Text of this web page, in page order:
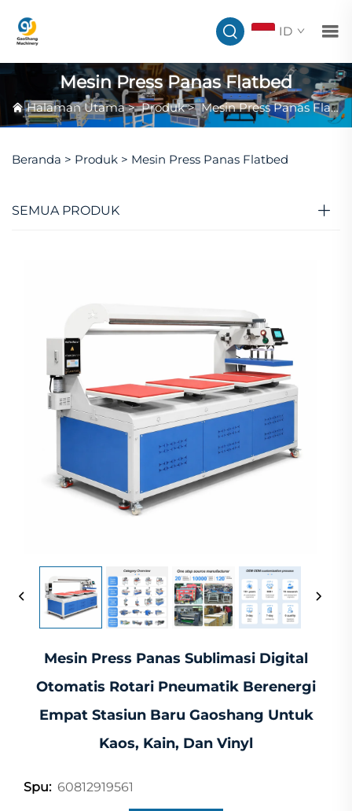
ID
Mesin Press Panas Flatbed
Halaman Utama>Produk>Mesin Press Panas Flatbed
Beranda > Produk > Mesin Press Panas Flatbed
SEMUA PRODUK
Mesin Press Panas Sublimasi Digital
Otomatis Rotari Pneumatik Berenergi
Empat Stasiun Baru Gaoshang Untuk
Kaos, Kain, Dan Vinyl
Spu: 60812919561